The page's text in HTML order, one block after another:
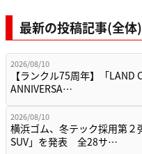
最新の投稿記事(全体)
2026/08/10
【ランクル75周年】「LAND
ANNIVERSA…
2026/08/10
横浜ゴム、冬テック採用第２
SUV」を発表 全28サ…